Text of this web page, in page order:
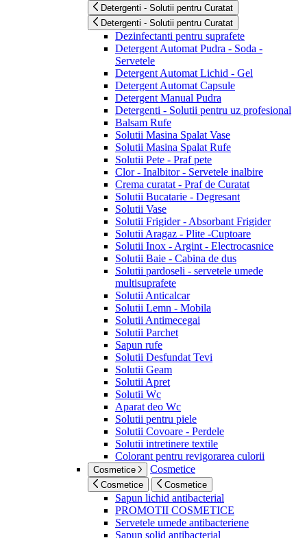
Detergenti - Solutii pentru Curatat
Detergenti - Solutii pentru Curatat
Dezinfectanti pentru suprafete
Detergent Automat Pudra - Soda -
Servetele
Detergent Automat Lichid - Gel
Detergent Automat Capsule
Detergent Manual Pudra
Detergenti - Solutii pentru uz profesional
Balsam Rufe
Solutii Masina Spalat Vase
Solutii Masina Spalat Rufe
Solutii Pete - Praf pete
Clor - Inalbitor - Servetele inalbire
Crema curatat - Praf de Curatat
Solutii Bucatarie - Degresant
Solutii Vase
Solutii Frigider - Absorbant Frigider
Solutii Aragaz - Plite -Cuptoare
Solutii Inox - Argint - Electrocasnice
Solutii Baie - Cabina de dus
Solutii pardoseli - servetele umede
multisuprafete
Solutii Anticalcar
Solutii Lemn - Mobila
Solutii Antimecegai
Solutii Parchet
Sapun rufe
Solutii Desfundat Tevi
Solutii Geam
Solutii Apret
Solutii Wc
Aparat deo Wc
Solutii pentru piele
Solutii Covoare - Perdele
Solutii intretinere textile
Colorant pentru revigorarea culorii
Cosmetice Cosmetice
Cosmetice Cosmetice
Sapun lichid antibacterial
PROMOTII COSMETICE
Servetele umede antibacteriene
Sapun solid antibacterial